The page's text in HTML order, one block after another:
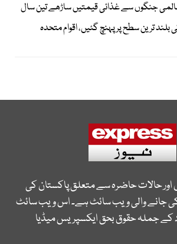
جنگوں سے غذائی قیمتیں ساڑھے تین سال
بلند ترین سطح پر پہنچ گئیں، اقوام متحدہ
اور حالات حاضرہ سے متعلق پاکستان کی
جانے والی ویب سائٹ ہے۔ اس ویب سائٹ
کے جملہ حقوق بحق ایکسپریس میڈیا